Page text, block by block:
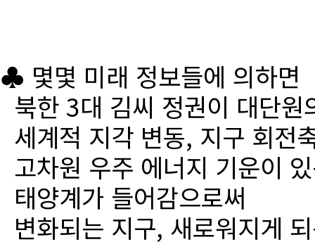
♣ 몇몇 미래 정보들에 의하면
북한 3대 김씨 정권이 대단
세계적 지각 변동, 지구 회전
고차원 우주 에너지 기운이
태양계가 들어감으로써
변화되는 지구, 새로워지게